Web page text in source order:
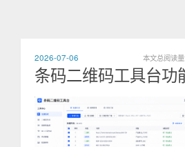
2026-07-06 本文总阅读量:
条码二维码工具台功